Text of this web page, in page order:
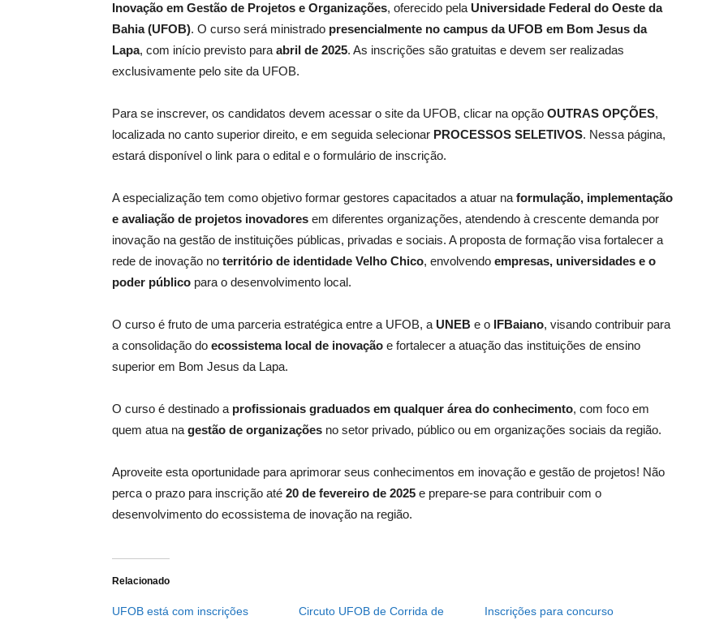
Inovação em Gestão de Projetos e Organizações, oferecido pela Universidade Federal do Oeste da
Bahia (UFOB). O curso será ministrado presencialmente no campus da UFOB em Bom Jesus da
Lapa, com início previsto para abril de 2025. As inscrições são gratuitas e devem ser realizadas
exclusivamente pelo site da UFOB.
Para se inscrever, os candidatos devem acessar o site da UFOB, clicar na opção OUTRAS OPÇÕES,
localizada no canto superior direito, e em seguida selecionar PROCESSOS SELETIVOS. Nessa página,
estará disponível o link para o edital e o formulário de inscrição.
A especialização tem como objetivo formar gestores capacitados a atuar na formulação, implementação
e avaliação de projetos inovadores em diferentes organizações, atendendo à crescente demanda por
inovação na gestão de instituições públicas, privadas e sociais. A proposta de formação visa fortalecer a
rede de inovação no território de identidade Velho Chico, envolvendo empresas, universidades e o
poder público para o desenvolvimento local.
O curso é fruto de uma parceria estratégica entre a UFOB, a UNEB e o IFBaiano, visando contribuir para
a consolidação do ecossistema local de inovação e fortalecer a atuação das instituições de ensino
superior em Bom Jesus da Lapa.
O curso é destinado a profissionais graduados em qualquer área do conhecimento, com foco em
quem atua na gestão de organizações no setor privado, público ou em organizações sociais da região.
Aproveite esta oportunidade para aprimorar seus conhecimentos em inovação e gestão de projetos! Não
perca o prazo para inscrição até 20 de fevereiro de 2025 e prepare-se para contribuir com o
desenvolvimento do ecossistema de inovação na região.
Relacionado
UFOB está com inscrições
Circuto UFOB de Corrida de
Inscrições para concurso